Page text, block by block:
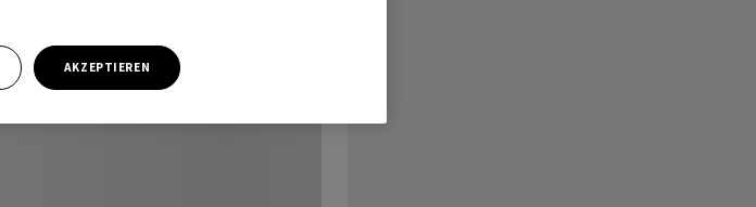
AKZEPTIEREN